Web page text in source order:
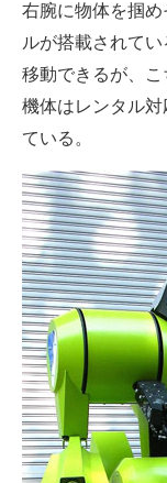
右腕に物体を掴
ルが搭載されて
移動できるが、
機体はレンタル対
ている。